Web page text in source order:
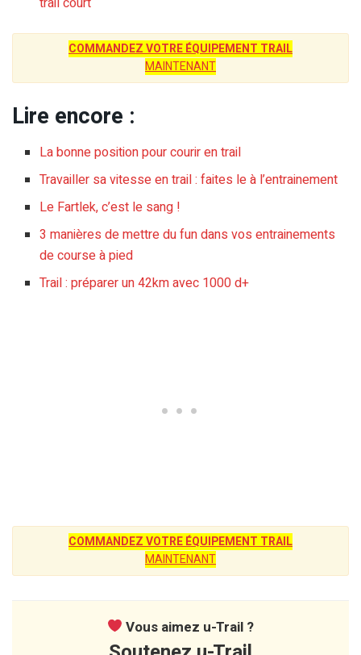
COMMANDEZ VOTRE ÉQUIPEMENT TRAIL
MAINTENANT
Lire encore :
La bonne position pour courir en trail
Travailler sa vitesse en trail : faites le à l’entrainement
Le Fartlek, c’est le sang !
3 manières de mettre du fun dans vos entrainements
de course à pied
Trail : préparer un 42km avec 1000 d+
COMMANDEZ VOTRE ÉQUIPEMENT TRAIL
MAINTENANT
Vous aimez u-Trail ?